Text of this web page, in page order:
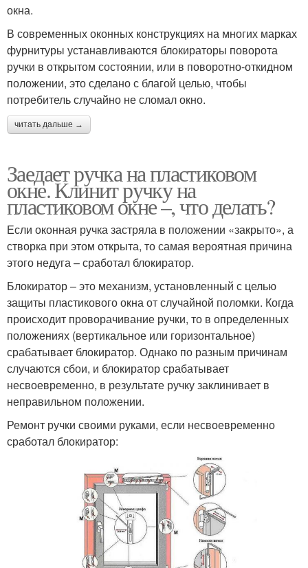
окна.
В современных оконных конструкциях на многих марках
фурнитуры устанавливаются блокираторы поворота
ручки в открытом состоянии, или в поворотно-откидном
положении, это сделано с благой целью, чтобы
потребитель случайно не сломал окно.
читать дальше →
Заедает ручка на пластиковом
окне. Клинит ручку на
пластиковом окне –, что делать?
Если оконная ручка застряла в положении «закрыто», а
створка при этом открыта, то самая вероятная причина
этого недуга – сработал блокиратор.
Блокиратор – это механизм, установленный с целью
защиты пластикового окна от случайной поломки. Когда
происходит проворачивание ручки, то в определенных
положениях (вертикальное или горизонтальное)
срабатывает блокиратор. Однако по разным причинам
случаются сбои, и блокиратор срабатывает
несвоевременно, в результате ручку заклинивает в
неправильном положении.
Ремонт ручки своими руками, если несвоевременно
сработал блокиратор: